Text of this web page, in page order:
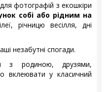
фотографій з екошкіри
собі або рідним на
річницю весілля, дні
незабутні спогади.
з родиною, друзями,
вклеювати у класичний